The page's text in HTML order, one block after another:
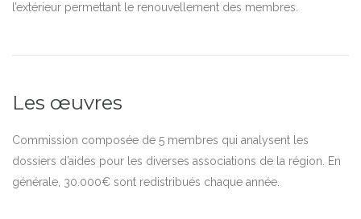
l’extérieur permettant le renouvellement des membres.
Les œuvres
Commission composée de 5 membres qui analysent les
dossiers d’aides pour les diverses associations de la région. En
générale, 30.000€ sont redistribués chaque année.